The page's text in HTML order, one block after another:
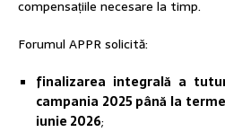
compensațiile necesare la timp.
Forumul APPR solicită:
finalizarea integrală a
campania 2025 până la
iunie 2026;